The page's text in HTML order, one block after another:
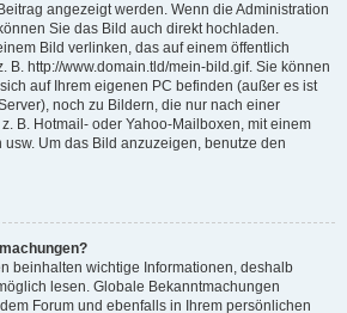
angezeigt werden. Wenn die Administration
Sie das Bild auch direkt hochladen.
Bild verlinken, das auf einem öffentlich
B. http://www.domain.tld/mein-bild.gif. Sie können
auf Ihrem eigenen PC befinden (außer es ist
noch zu Bildern, die nur nach einer
B. Hotmail- oder Yahoo-Mailboxen, mit einem
usw. Um das Bild anzuzeigen, benutze den
beinhalten wichtige Informationen, deshalb
lesen. Globale Bekanntmachungen
Forum und ebenfalls in Ihrem persönlichen